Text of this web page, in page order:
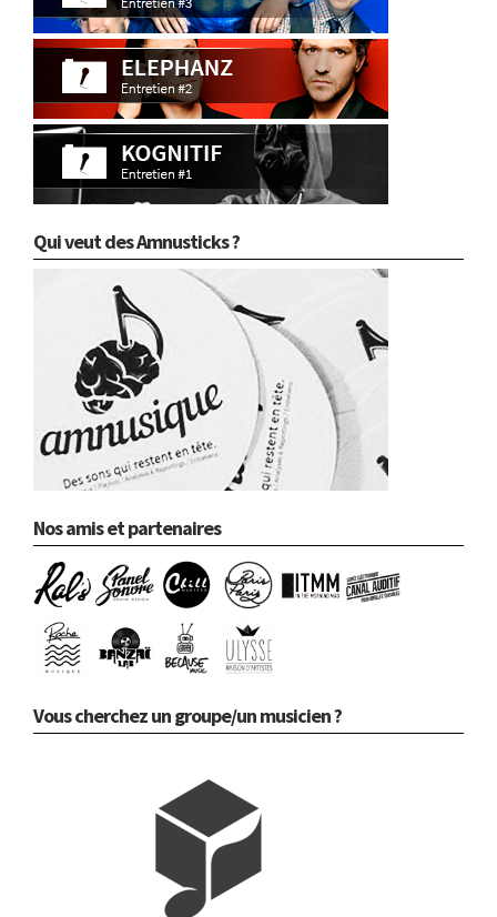
Qui veut des Amnusticks ?
Nos amis et partenaires
Vous cherchez un groupe/un musicien ?